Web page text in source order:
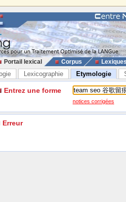
Portail lexical Corpus
Lexicographie Etymologie
Entrez une forme
notices corrigées
Erreur